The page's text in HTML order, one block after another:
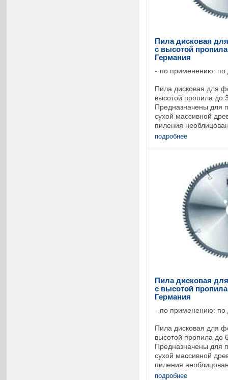
Пила дисковая
с высотой
Германия
по применению: по
Пила дисковая для
высотой пропила до
Предназначены для
сухой массивной
пиления
материалов или
подробнее
Пила дисковая
с высотой
Германия
по применению: по
Пила дисковая для
высотой пропила до
Предназначены для
сухой массивной
пиления
материалов или
подробнее